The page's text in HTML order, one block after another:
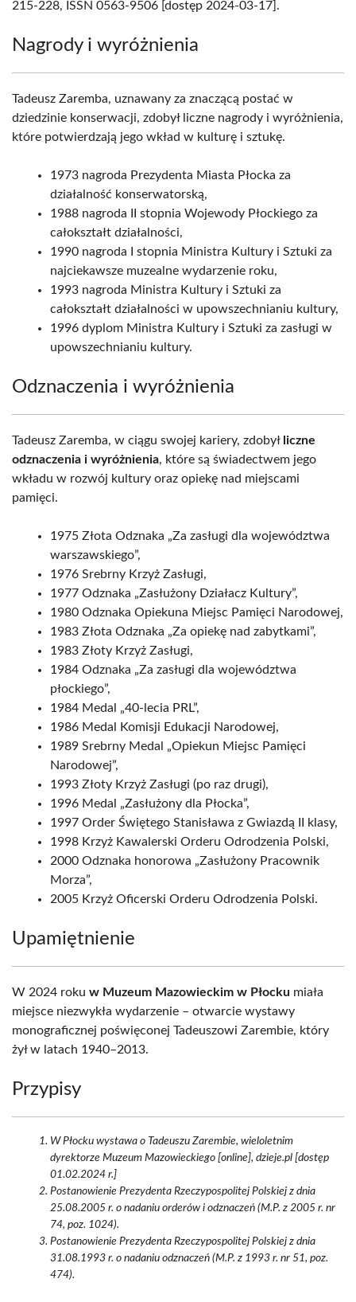
215-228, ISSN 0563-9506 [dostęp 2024-03-17].
Nagrody i wyróżnienia
Tadeusz Zaremba, uznawany za znaczącą postać w
dziedzinie konserwacji, zdobył liczne nagrody i wyróżnienia,
które potwierdzają jego wkład w kulturę i sztukę.
1973 nagroda Prezydenta Miasta Płocka za
działalność konserwatorską,
1988 nagroda II stopnia Wojewody Płockiego za
całokształt działalności,
1990 nagroda I stopnia Ministra Kultury i Sztuki za
najciekawsze muzealne wydarzenie roku,
1993 nagroda Ministra Kultury i Sztuki za
całokształt działalności w upowszechnianiu kultury,
1996 dyplom Ministra Kultury i Sztuki za zasługi w
upowszechnianiu kultury.
Odznaczenia i wyróżnienia
Tadeusz Zaremba, w ciągu swojej kariery, zdobył liczne
odznaczenia i wyróżnienia, które są świadectwem jego
wkładu w rozwój kultury oraz opiekę nad miejscami
pamięci.
1975 Złota Odznaka „Za zasługi dla województwa
warszawskiego”,
1976 Srebrny Krzyż Zasługi,
1977 Odznaka „Zasłużony Działacz Kultury”,
1980 Odznaka Opiekuna Miejsc Pamięci Narodowej,
1983 Złota Odznaka „Za opiekę nad zabytkami”,
1983 Złoty Krzyż Zasługi,
1984 Odznaka „Za zasługi dla województwa
płockiego”,
1984 Medal „40-lecia PRL”,
1986 Medal Komisji Edukacji Narodowej,
1989 Srebrny Medal „Opiekun Miejsc Pamięci
Narodowej”,
1993 Złoty Krzyż Zasługi (po raz drugi),
1996 Medal „Zasłużony dla Płocka”,
1997 Order Świętego Stanisława z Gwiazdą II klasy,
1998 Krzyż Kawalerski Orderu Odrodzenia Polski,
2000 Odznaka honorowa „Zasłużony Pracownik
Morza”,
2005 Krzyż Oficerski Orderu Odrodzenia Polski.
Upamiętnienie
W 2024 roku w Muzeum Mazowieckim w Płocku miała
miejsce niezwykła wydarzenie – otwarcie wystawy
monograficznej poświęconej Tadeuszowi Zarembie, który
żył w latach 1940–2013.
Przypisy
W Płocku wystawa o Tadeuszu Zarembie, wieloletnim
dyrektorze Muzeum Mazowieckiego [online], dzieje.pl [dostęp
01.02.2024 r.]
Postanowienie Prezydenta Rzeczypospolitej Polskiej z dnia
25.08.2005 r. o nadaniu orderów i odznaczeń (M.P. z 2005 r. nr
74, poz. 1024).
Postanowienie Prezydenta Rzeczypospolitej Polskiej z dnia
31.08.1993 r. o nadaniu odznaczeń (M.P. z 1993 r. nr 51, poz.
474).